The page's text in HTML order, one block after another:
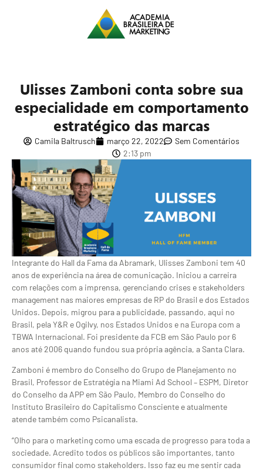
Ulisses Zamboni conta sobre sua
especialidade em comportamento
estratégico das marcas
Camila Baltrusch março 22, 2022
Sem Comentários
2:13 pm
Integrante do Hall da Fama da Abramark, Ulisses Zamboni tem 40
anos de experiência na área de comunicação. Iniciou a carreira
com relações com a imprensa, gerenciando crises e stakeholders
management nas maiores empresas de RP do Brasil e dos Estados
Unidos. Depois, migrou para a publicidade, passando, aqui no
Brasil, pela Y&R e Ogilvy, nos Estados Unidos e na Europa com a
TBWA Internacional. Foi presidente da FCB em São Paulo por 6
anos até 2006 quando fundou sua própria agência, a Santa Clara.
Zamboni é membro do Conselho do Grupo de Planejamento no
Brasil, Professor de Estratégia na Miami Ad School – ESPM, Diretor
do Conselho da APP em São Paulo, Membro do Conselho do
Instituto Brasileiro do Capitalismo Consciente e atualmente
atende também como Psicanalista.
“Olho para o marketing como uma escada de progresso para toda a
sociedade. Acredito todos os públicos são importantes, tanto
consumidor final como stakeholders. Isso faz eu me sentir cada